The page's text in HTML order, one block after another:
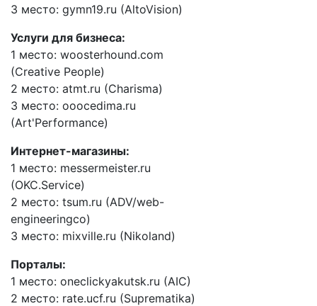
3 место: gymn19.ru (AltoVision)
Услуги для бизнеса:
1 место: woosterhound.com
(Creative People)
2 место: atmt.ru (Charisma)
3 место: ooocedima.ru
(Art'Performance)
Интернет-магазины:
1 место: messermeister.ru
(OKC.Service)
2 место: tsum.ru (ADV/web-
engineeringco)
3 место: mixville.ru (Nikoland)
Порталы:
1 место: oneclickyakutsk.ru (AIC)
2 место: rate.ucf.ru (Suprematika)